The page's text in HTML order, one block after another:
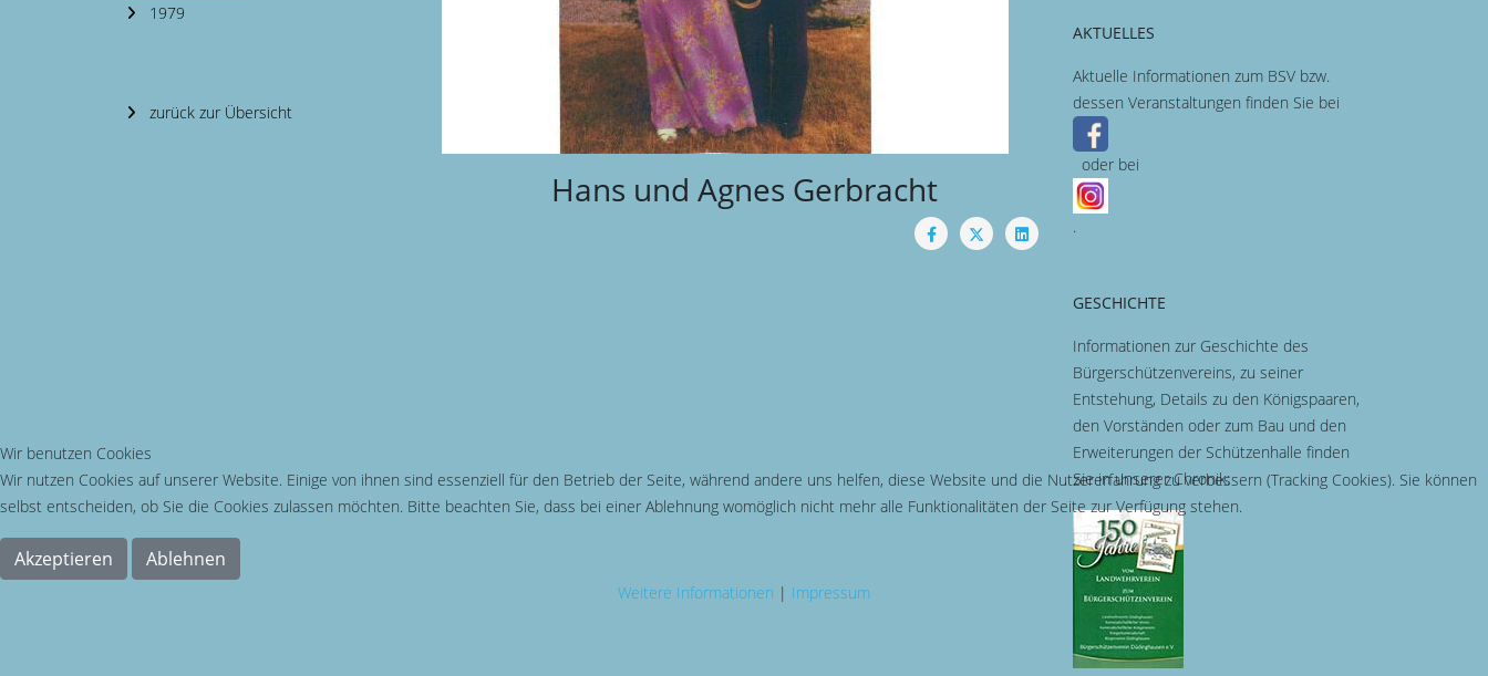
1979
zurück zur Übersicht
Hans und Agnes Gerbracht
AKTUELLES
Aktuelle Informationen zum BSV bzw.
dessen Veranstaltungen finden Sie bei
oder bei
.
GESCHICHTE
Informationen zur Geschichte des
Bürgerschützenvereins, zu seiner
Entstehung, Details zu den Königspaaren,
den Vorständen oder zum Bau und den
Erweiterungen der Schützenhalle finden
Sie in unserer Chronik:
Wir benutzen Cookies
Wir nutzen Cookies auf unserer Website. Einige von ihnen sind essenziell für den Betrieb der Seite, während andere uns helfen, diese Website und die Nutzererfahrung zu verbessern (Tracking Cookies). Sie können
selbst entscheiden, ob Sie die Cookies zulassen möchten. Bitte beachten Sie, dass bei einer Ablehnung womöglich nicht mehr alle Funktionalitäten der Seite zur Verfügung stehen.
Akzeptieren Ablehnen
Weitere Informationen | Impressum